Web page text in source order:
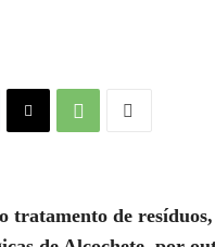
tratamento de